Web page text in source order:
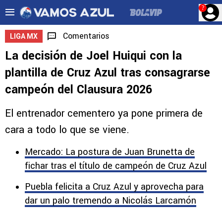
?
LIGA MX Comentarios
La decisión de Joel Huiqui con la
plantilla de Cruz Azul tras consagrarse
campeón del Clausura 2026
El entrenador cementero ya pone primera de
cara a todo lo que se viene.
Mercado: La postura de Juan Brunetta de
fichar tras el título de campeón de Cruz Azul
Puebla felicita a Cruz Azul y aprovecha para
dar un palo tremendo a Nicolás Larcamón